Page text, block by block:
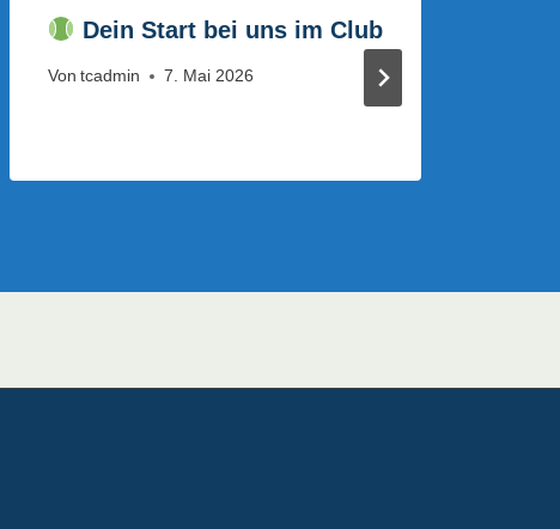
Dein Start bei uns im Club
Von tcadmin 7. Mai 2026